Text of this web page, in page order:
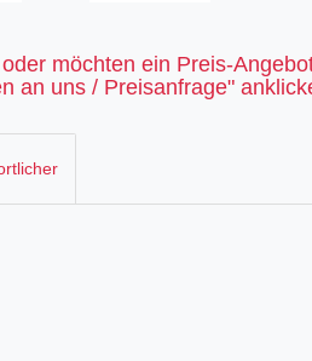
möchten ein Preis-
an uns / Preisanfrage"